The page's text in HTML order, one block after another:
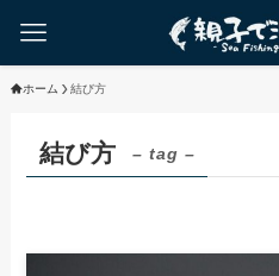
ホーム 結び方
結び方 – tag –